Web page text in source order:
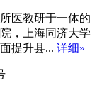
医教研于一体的
，上海同济大学
提升县... 详细»